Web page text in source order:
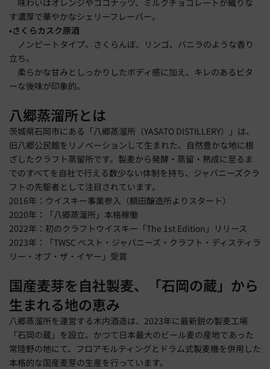
す濃厚で華やかなシェリーフレーバー。
•さくらカスク原酒
ノンピートタイプ。さくらんぼ、リンゴ、バニラのような香り
立ち。
柔らかな甘みとしっかりしたボディ感に加え、キレのあるビタ
ーな後味が印象的。
八郷蒸溜所とは
茨城県石岡市にある「八郷蒸溜所（YASATO DISTILLERY）」は、
旧八郷公民館をリノベーションして生まれた、自然豊かな地に根
ざしたクラフト蒸留所です。製麦から発酵・蒸留・熟成に至るま
でのすべてを自社で行える数少ない体制を持ち、ジャパニーズクラ
フトの先駆者として注目されています。
2016年：ウイスキー事業参入（額田醸造所よりスタート）
2020年：「八郷蒸溜所」本格稼働
2022年：初のクラフトウイスキー「The 1st Edition」リリース
2023年：「TWSC ベスト・ジャパニーズ・クラフト・ディスティラ
リー・オブ・ザ・イヤー」受賞
国産麦芽を自社製麦、「石岡の蔵」から
生まれる地の恵み
八郷蒸溜所を運営する木内酒造は、2023年に最新鋭の製麦工場
「石岡の蔵」を設立。かつて日本最大のビール麦の産地であった
常陸野の地にて、フロアモルティングとドラム式製麦機を併用した
本格的な国産麦芽の生産を行っています。